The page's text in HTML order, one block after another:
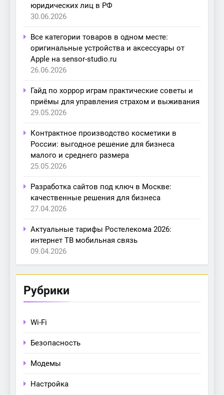
юридических лиц в РФ
30.06.2026
Все категории товаров в одном месте:
оригинальные устройства и аксессуары от
Apple на sensor-studio.ru
26.06.2026
Гайд по хоррор играм практические советы и
приёмы для управления страхом и выживания
29.05.2026
Контрактное производство косметики в
России: выгодное решение для бизнеса
малого и среднего размера
25.05.2026
Разработка сайтов под ключ в Москве:
качественные решения для бизнеса
27.04.2026
Актуальные тарифы Ростелекома 2026:
интернет ТВ мобильная связь
09.04.2026
Рубрики
Wi-Fi
Безопасность
Модемы
Настройка